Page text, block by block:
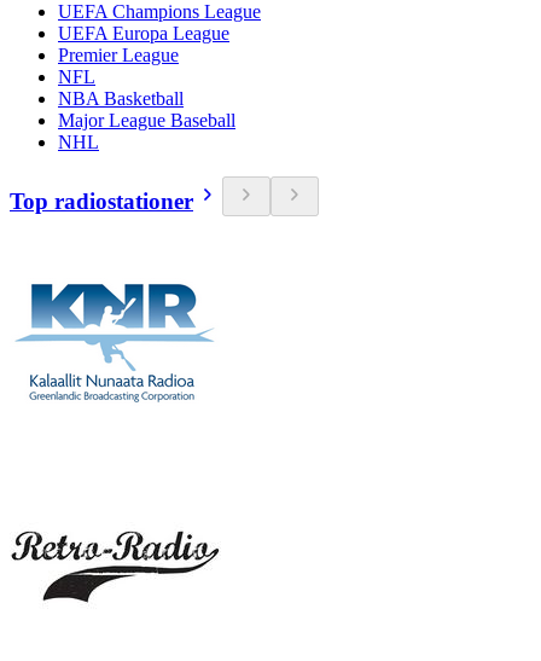
UEFA Champions League
UEFA Europa League
Premier League
NFL
NBA Basketball
Major League Baseball
NHL
Top radiostationer